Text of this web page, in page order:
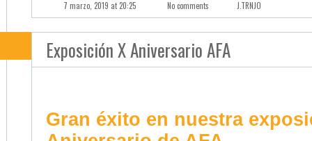
Gran éxito en nuestra
Aniversario de AFA.
5 marzo, 2019 at 10:26